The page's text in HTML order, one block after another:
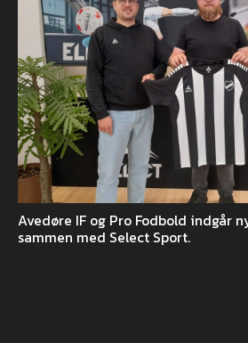
Avedøre IF og Pro Fodbold indgår
sammen med Select Sport.